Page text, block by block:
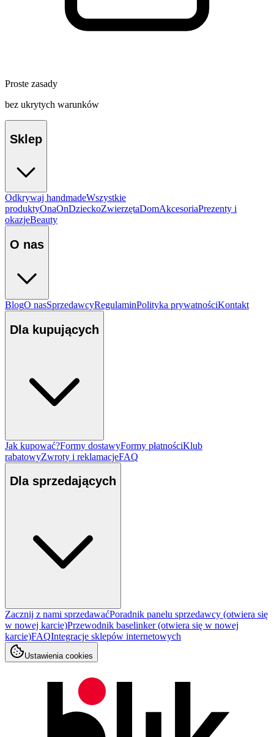
Proste zasady
bez ukrytych warunków
Sklep
Odkrywaj handmadeWszystkie
produktyOnaOnDzieckoZwierzętaDomAkcesoriaPrezenty i
okazjeBeauty
O nas
BlogO nasSprzedawcyRegulaminPolityka prywatnościKontakt
Dla kupujących
Jak kupować?Formy dostawyFormy płatnościKlub
rabatowyZwroty i reklamacjeFAQ
Dla sprzedających
Zacznij z nami sprzedawaćPoradnik panelu sprzedawcy (otwiera się
w nowej karcie)Przewodnik baselinker(otwiera się w nowej
karcie)FAQIntegracje sklepów internetowych
Ustawienia cookies